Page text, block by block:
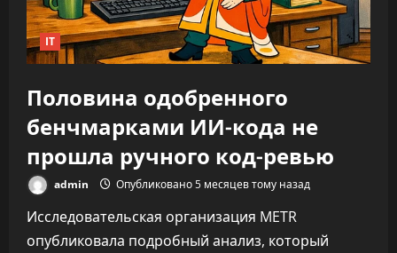
IT
Половина одобренного
бенчмарками ИИ-кода не
прошла ручного код-ревью
admin Опубликовано 5 месяцев тому назад
Исследовательская организация METR
опубликовала подробный анализ, который